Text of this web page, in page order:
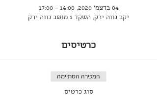
04 בדצמ׳ 2020, 14:00 – 17:00
יקב נווה ירק, השקד 1 מושב נווה ירק
כרטיסים
המכירה הסתיימה
סוג כרטיס